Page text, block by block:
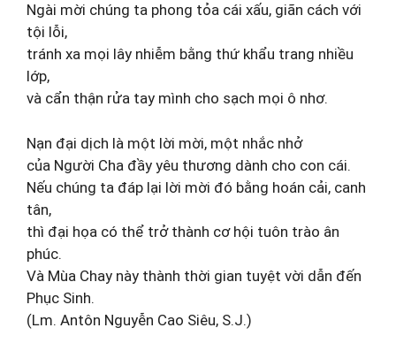
Ngài mời chúng ta phong tỏa cái xấu, giãn cách với
tội lỗi,
tránh xa mọi lây nhiễm bằng thứ khẩu trang nhiều
lớp,
và cẩn thận rửa tay mình cho sạch mọi ô nhơ.
Nạn đại dịch là một lời mời, một nhắc nhở
của Người Cha đầy yêu thương dành cho con cái.
Nếu chúng ta đáp lại lời mời đó bằng hoán cải, canh
tân,
thì đại họa có thể trở thành cơ hội tuôn trào ân
phúc.
Và Mùa Chay này thành thời gian tuyệt vời dẫn đến
Phục Sinh.
(Lm. Antôn Nguyễn Cao Siêu, S.J.)